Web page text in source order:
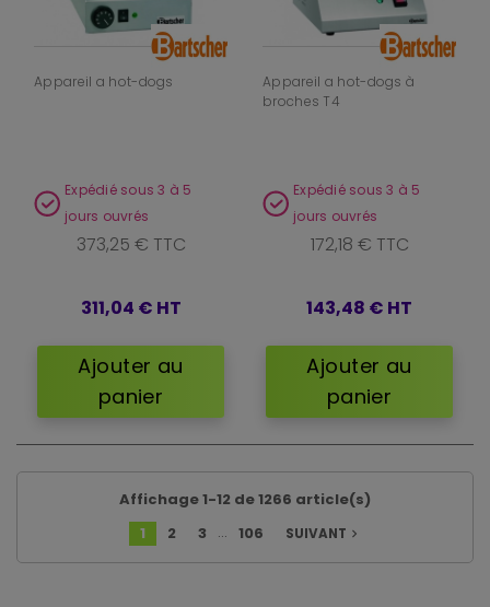
Appareil a hot-dogs
Expédié sous 3 à 5
jours ouvrés
373,25 € TTC
311,04 € HT
Ajouter au
panier
Appareil a hot-dogs à
broches T4
Expédié sous 3 à 5
jours ouvrés
172,18 € TTC
143,48 € HT
Ajouter au
panier
Affichage 1-12 de 1266 article(s)
1
2 3 … 106 SUIVANT navigate_next